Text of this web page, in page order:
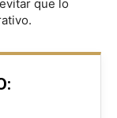
que lo